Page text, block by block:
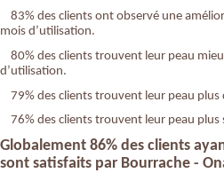
83% des clients ont observé une
mois d’utilisation.
80% des clients trouvent leur peau
d’utilisation.
79% des clients trouvent leur peau plus
76% des clients trouvent leur peau plus
Globalement 86% des clients
sont satisfaits par Bourrache -